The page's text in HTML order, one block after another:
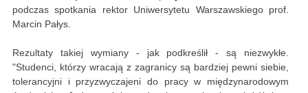
podczas spotkania rektor Uniwersytetu Warszawskiego prof.
Marcin Pałys.
Rezultaty takiej wymiany - jak podkreślił - są niezwykłe.
"Studenci, którzy wracają z zagranicy są bardziej pewni siebie,
tolerancyjni i przyzwyczajeni do pracy w międzynarodowym